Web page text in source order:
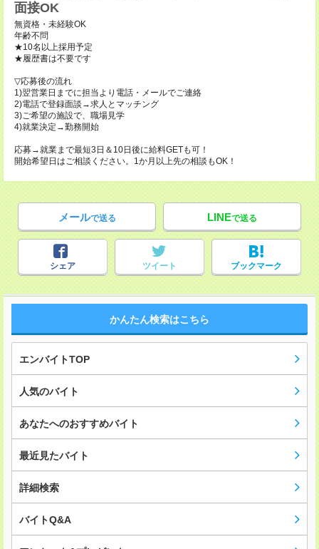
面接OK
無資格・未経験OK
年齢不問
★10名以上採用予定
★履歴書は不要です
▽応募後の流れ
1)翌営業日までに担当より電話・メールでご連絡
2)電話で登録面談→求人とマッチング
3)ご希望の施設で、職場見学
4)就業決定→勤務開始
応募→就業まで最短3日＆10日後に給料GETも可！
開始希望日はご相談ください。1か月以上先の相談もOK！
メールで送る LINEで送る
シェア ツイート ブックマーク
かんたん検索はこちら
エンバイトTOP
人気のバイト
あなたへのおすすめバイト
最近見たバイト
詳細検索
バイトQ&A